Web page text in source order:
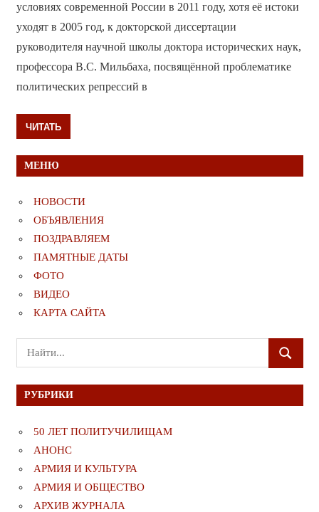
условиях современной России в 2011 году, хотя её истоки
уходят в 2005 год, к докторской диссертации
руководителя научной школы доктора исторических наук,
профессора В.С. Мильбаха, посвящённой проблематике
политических репрессий в
ЧИТАТЬ
МЕНЮ
НОВОСТИ
ОБЪЯВЛЕНИЯ
ПОЗДРАВЛЯЕМ
ПАМЯТНЫЕ ДАТЫ
ФОТО
ВИДЕО
КАРТА САЙТА
Поиск
для:
ПОИСК
РУБРИКИ
50 ЛЕТ ПОЛИТУЧИЛИЩАМ
АНОНС
АРМИЯ И КУЛЬТУРА
АРМИЯ И ОБЩЕСТВО
АРХИВ ЖУРНАЛА